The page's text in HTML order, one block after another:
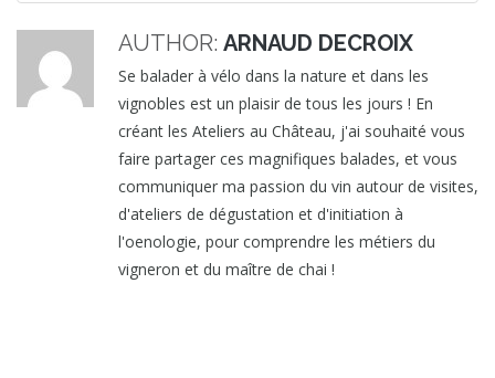
AUTHOR: ARNAUD DECROIX
Se balader à vélo dans la nature et dans les
vignobles est un plaisir de tous les jours ! En
créant les Ateliers au Château, j'ai souhaité vous
faire partager ces magnifiques balades, et vous
communiquer ma passion du vin autour de visites,
d'ateliers de dégustation et d'initiation à
l'oenologie, pour comprendre les métiers du
vigneron et du maître de chai !